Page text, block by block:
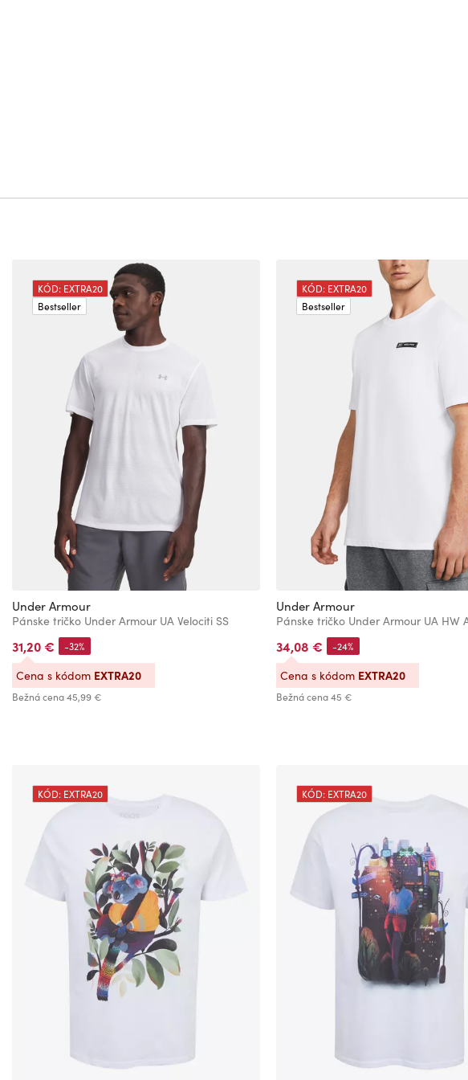
KÓD: EXTRA20
Bestseller
Under Armour
Pánske tričko Under Armour UA Velociti SS
31,20 €
Bežná cena45,99 €
-32%
Cena s kódom EXTRA20
KÓD: EXTRA20
Bestseller
Under Armour
34,08 €
Bežná cena45 €
-24%
Cena s kódom EXTRA20
KÓD: EXTRA20 KÓD: EXTRA20